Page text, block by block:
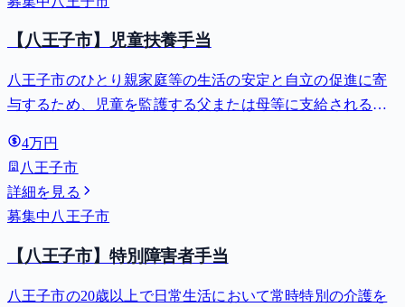
【八王子市】児童扶養手当
八王子市のひとり親家庭等の生活の安定と自立の促進に寄
与するため、児童を監護する父または母等に支給される手
4万円
八王子市
詳細を見る
募集中 八王子市
【八王子市】特別障害者手当
八王子市の20歳以上で日常生活において常時特別の介護を